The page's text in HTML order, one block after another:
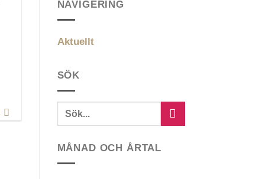
NAVIGERING
Aktuellt
SÖK
MÅNAD OCH ÅRTAL